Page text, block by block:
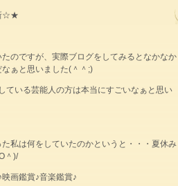
☆★
のですが、実際ブログをしてみるとなかなか
ぁと思いました(＾＾;)
ている芸能人の方は本当にすごいなぁと思い
私は何をしていたのかというと・・・夏休み
＾)/
画鑑賞♪音楽鑑賞♪